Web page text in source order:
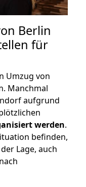
Berlin
für
Umzug von
Manchmal
aufgrund
werden.
befinden,
Lage, auch